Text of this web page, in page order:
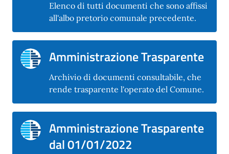
Elenco di tutti documenti che sono affissi
all'albo pretorio comunale precedente.
Amministrazione Trasparente
Archivio di documenti consultabile, che
rende trasparente l'operato del Comune.
Amministrazione Trasparente
dal 01/01/2022